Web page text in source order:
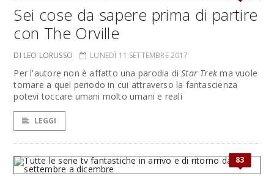
Sei cose da sapere prima di partire
con The Orville
DI LEO LORUSSO LUNEDÌ 11 SETTEMBRE 2017
Per l'autore non è affatto una parodia diStar Trek ma vuole
tornare a quel periodo in cui attraverso la fantascienza
potevi toccare umani molto umani e reali
LEGGI
83